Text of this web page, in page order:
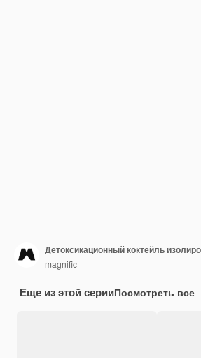
Детоксикационный коктейль
magnific
Еще из этой серииПосмотреть все